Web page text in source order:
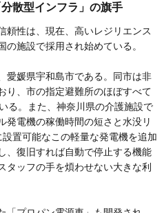
散型インフラ」の旗手
性は、現在、高いレジリエンス
の施設で採用され始めている。
媛県宇和島市である。同市は非
り、市の指定避難所のほぼすべて
る。また、神奈川県の介護施設で
発電機の稼働時間の短さと水没リ
置可能なこの軽量な発電機を追加
、復旧すれば自動で停止する機能
タッフの手を煩わせない大きな利